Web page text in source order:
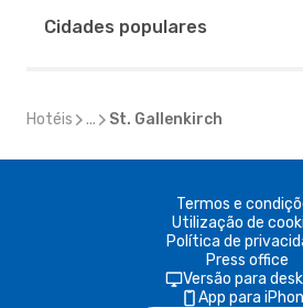
Cidades populares
Hotéis ... St. Gallenkirch
Termos e
Utilização de
Política de
Press office
Versão para
App para